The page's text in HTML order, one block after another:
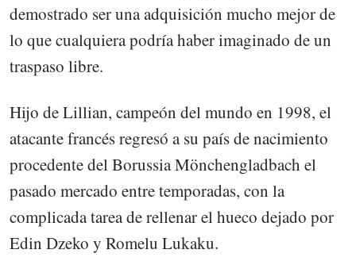
demostrado ser una adquisición mucho mejor de
lo que cualquiera podría haber imaginado de un
traspaso libre.
Hijo de Lillian, campeón del mundo en 1998, el
atacante francés regresó a su país de nacimiento
procedente del Borussia Mönchengladbach el
pasado mercado entre temporadas, con la
complicada tarea de rellenar el hueco dejado por
Edin Dzeko y Romelu Lukaku.